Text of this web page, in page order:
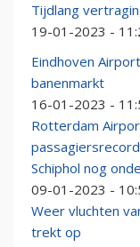
Tijdlang
19-01-2023 -
Eindhoven
banenmarkt
16-01-2023 -
Rotterdam
Schiphol nog
09-01-2023 -
Weer vluchten
trekt op